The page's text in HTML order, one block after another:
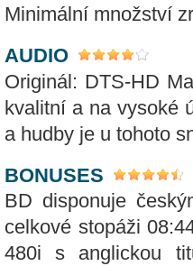
Minimální množství
AUDIO
Originál: DTS-HD
kvalitní a na vysoké
a hudby je u tohoto
BONUSES
BD disponuje
celkové stopáži
480i s anglickou